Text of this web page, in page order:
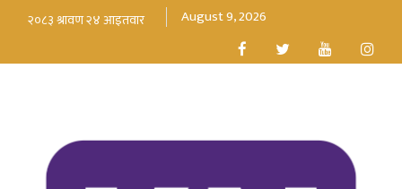
August 9, 2026